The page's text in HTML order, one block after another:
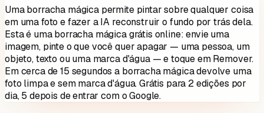
Uma borracha mágica permite pintar sobre qualquer coisa
em uma foto e fazer a IA reconstruir o fundo por trás dela.
Esta é uma borracha mágica grátis online: envie uma
imagem, pinte o que você quer apagar — uma pessoa, um
objeto, texto ou uma marca d'água — e toque em Remover.
Em cerca de 15 segundos a borracha mágica devolve uma
foto limpa e sem marca d'água. Grátis para 2edições por
dia, 5 depois de entrar com o Google.